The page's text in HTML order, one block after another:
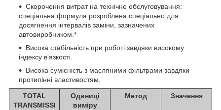
Скорочення витрат на технічне обслуговування:
спеціальна формула розроблена спеціально для
досягнення інтервалів заміни, зазначених
автовиробником.*
Висока стабільність при роботі завдяки високому
індексу в'язкості.
Висока сумісність з масляними фільтрами завдяки
протипінні властивостям.
TOTAL
TRANSMISSI
Одиниці
виміру
Метод Значення